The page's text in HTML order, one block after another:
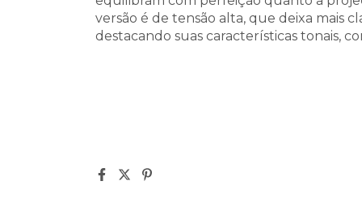
versão é de tensão alta, que deixa mais
destacando suas características tonais,